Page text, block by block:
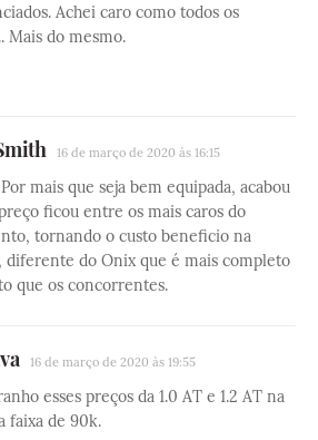
Achei caro como todos os
Mais do mesmo.
16 de março de 2020 às 16:15
mais que seja bem equipada, acabou
ficou entre os mais caros do
tornando o custo beneficio na
diferente do Onix que é mais completo
que os concorrentes.
16 de março de 2020 às 19:55
esses preços da 1.0 AT e 1.2 AT na
faixa de 90k.